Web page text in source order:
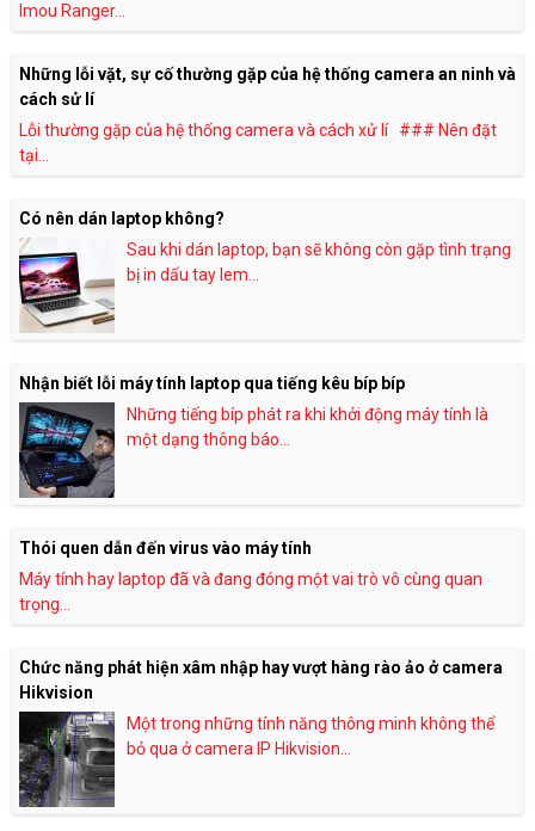
Imou Ranger...
Những lỗi vặt, sự cố thường gặp của hệ thống camera an ninh và
cách sử lí
Lỗi thường gặp của hệ thống camera và cách xử lí ### Nên đặt
tại...
Có nên dán laptop không?
Sau khi dán laptop, bạn sẽ không còn gặp tình trạng
bị in dấu tay lem...
Nhận biết lỗi máy tính laptop qua tiếng kêu bíp bíp
Những tiếng bíp phát ra khi khởi động máy tính là
một dạng thông báo...
Thói quen dẫn đến virus vào máy tính
Máy tính hay laptop đã và đang đóng một vai trò vô cùng quan
trọng...
Chức năng phát hiện xâm nhập hay vượt hàng rào ảo ở camera
Hikvision
Một trong những tính năng thông minh không thể
bỏ qua ở camera IP Hikvision...